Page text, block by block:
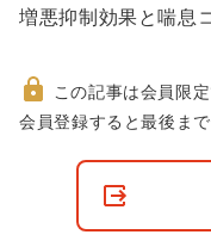
増悪抑制効果と喘息
非
この記事は会員限定
会員登録すると最後ま